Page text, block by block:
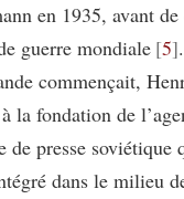
en 1935, avant
guerre mondiale 5
commençait,
la fondation de
de presse soviétique
dans le milieu